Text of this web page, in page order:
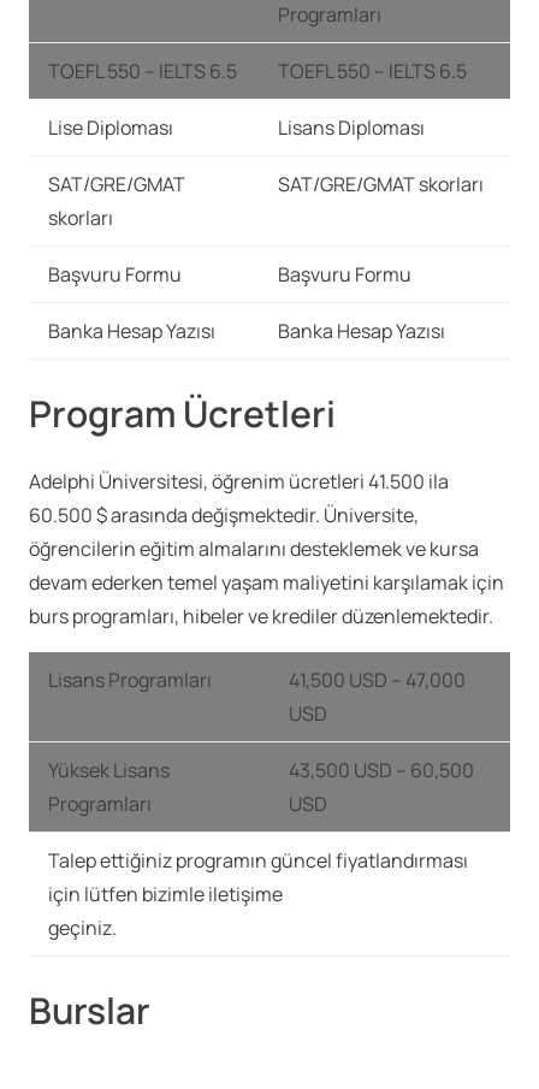
Programları
TOEFL 550 – IELTS 6.5 TOEFL 550 – IELTS 6.5
Lise Diploması Lisans Diploması
SAT/GRE/GMAT
skorları
SAT/GRE/GMAT skorları
Başvuru Formu Başvuru Formu
Banka Hesap Yazısı Banka Hesap Yazısı
Program Ücretleri
Adelphi Üniversitesi, öğrenim ücretleri 41.500 ila
60.500 $ arasında değişmektedir. Üniversite,
öğrencilerin eğitim almalarını desteklemek ve kursa
devam ederken temel yaşam maliyetini karşılamak için
burs programları, hibeler ve krediler düzenlemektedir.
Lisans Programları
41,500 USD – 47,000
USD
Yüksek Lisans
Programları
43,500 USD – 60,500
USD
Talep ettiğiniz programın güncel fiyatlandırması
için lütfen bizimle iletişime
geçiniz.
Burslar